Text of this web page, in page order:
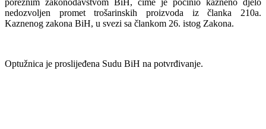
poreznim zakonodavstvom BiH, čime je počinio kazneno djelo
nedozvoljen promet trošarinskih proizvoda iz članka 210a.
Kaznenog zakona BiH, u svezi sa člankom 26. istog Zakona.
Optužnica je proslijeđena Sudu BiH na potvrđivanje.